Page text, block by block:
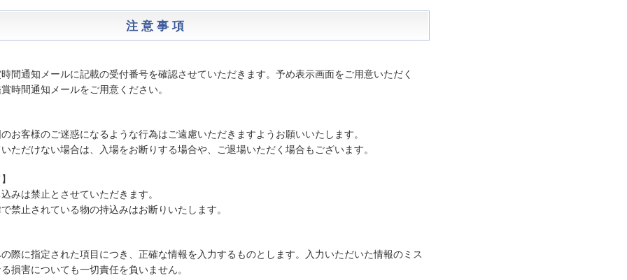
注意事項
間通知メールに記載の受付番号を確認させていただきます。予め表示画面をご用意いただく
時間通知メールをご用意ください。
お客様のご迷惑になるような行為はご遠慮いただきますようお願いいたします。
ただけない場合は、入場をお断りする場合や、ご退場いただく場合もございます。
みは禁止とさせていただきます。
禁止されている物の持込みはお断りいたします。
際に指定された項目につき、正確な情報を入力するものとします。入力いただいた情報のミス
損害についても一切責任を負いません。